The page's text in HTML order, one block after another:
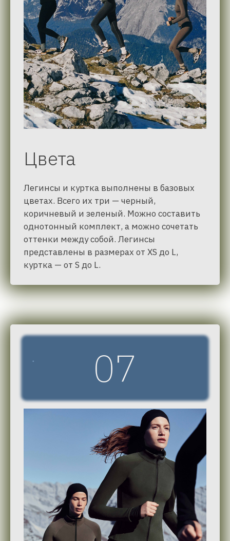
Цвета
Легинсы и куртка выполнены в базовых
цветах. Всего их три — черный,
коричневый и зеленый. Можно составить
однотонный комплект, а можно сочетать
оттенки между собой. Легинсы
представлены в размерах от XS до L,
куртка — от S до L.
07